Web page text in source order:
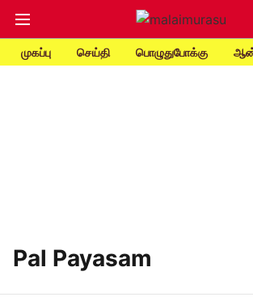
முகப்பு செய்தி பொழுதுபோக்கு
Pal Payasam